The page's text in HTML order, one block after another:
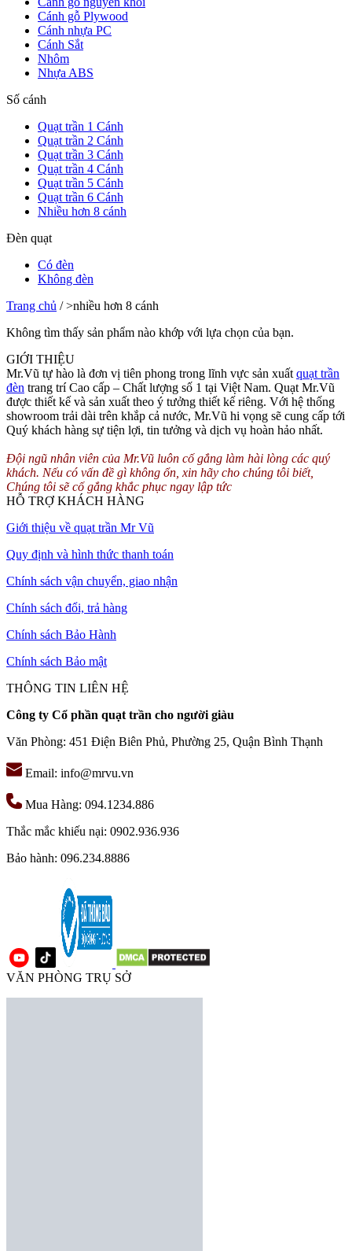
Cánh gỗ Plywood
Cánh nhựa PC
Cánh Sắt
Nhôm
Nhựa ABS
Số cánh
Quạt trần 1 Cánh
Quạt trần 2 Cánh
Quạt trần 3 Cánh
Quạt trần 4 Cánh
Quạt trần 5 Cánh
Quạt trần 6 Cánh
Nhiều hơn 8 cánh
Đèn quạt
Có đèn
Không đèn
Trang chủ />nhiều hơn 8 cánh
Không tìm thấy sản phẩm nào khớp với lựa chọn của bạn.
GIỚI THIỆU
Mr.Vũ tự hào là đơn vị tiên phong trong lĩnh vực sản xuất quạt trần
đèn trang trí Cao cấp – Chất lượng số 1 tại Việt Nam. Quạt Mr.Vũ
được thiết kế và sản xuất theo ý tưởng thiết kế riêng. Với hệ thống
showroom trải dài trên khắp cả nước, Mr.Vũ hi vọng sẽ cung cấp tới
Quý khách hàng sự tiện lợi, tin tưởng và dịch vụ hoàn hảo nhất.
Đội ngũ nhân viên của Mr.Vũ luôn cố gắng làm hài lòng các quý
khách. Nếu có vấn đề gì không ổn, xin hãy cho chúng tôi biết,
Chúng tôi sẽ cố gắng khắc phục ngay lập tức
HỖ TRỢ KHÁCH HÀNG
Giới thiệu về quạt trần Mr Vũ
Quy định và hình thức thanh toán
Chính sách vận chuyển, giao nhận
Chính sách đổi, trả hàng
Chính sách Bảo Hành
Chính sách Bảo mật
THÔNG TIN LIÊN HỆ
Công ty Cổ phần quạt trần cho người giàu
Văn Phòng: 451 Điện Biên Phủ, Phường 25, Quận Bình Thạnh
Email: info@mrvu.vn
Mua Hàng: 094.1234.886
Thắc mắc khiếu nại: 0902.936.936
Bảo hành: 096.234.8886
VĂN PHÒNG TRỤ SỞ